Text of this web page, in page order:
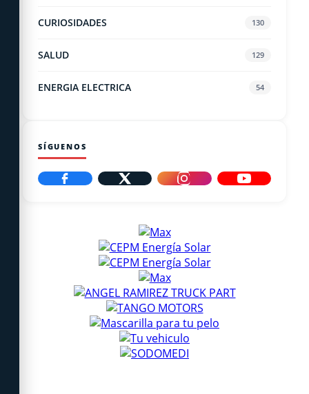
CURIOSIDADES 130
SALUD 129
ENERGIA ELECTRICA 54
SÍGUENOS